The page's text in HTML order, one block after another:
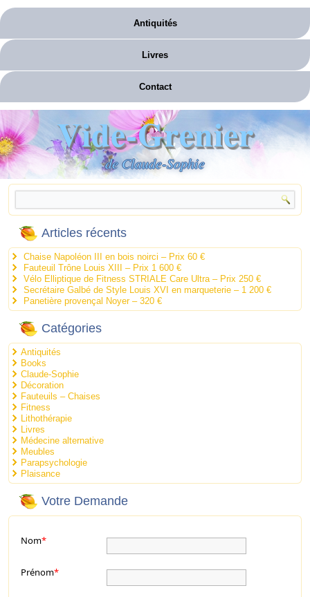
Antiquités
Livres
Contact
Vide-Grenier
de Claude-Sophie
Articles récents
Chaise Napoléon III en bois noirci – Prix 60 €
Fauteuil Trône Louis XIII – Prix 1 600 €
Vélo Elliptique de Fitness STRIALE Care Ultra – Prix 250 €
Secrétaire Galbé de Style Louis XVI en marqueterie – 1 200 €
Panetière provençal Noyer – 320 €
Catégories
Antiquités
Books
Claude-Sophie
Décoration
Fauteuils – Chaises
Fitness
Lithothérapie
Livres
Médecine alternative
Meubles
Parapsychologie
Plaisance
Votre Demande
Nom*
Prénom*